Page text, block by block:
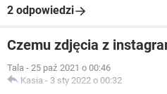
2 odpowiedzi
Czemu zdjęcia z
Tala - 25 paź 2021 o 00:46
Kasia - 3 sty 2022 o 00:32